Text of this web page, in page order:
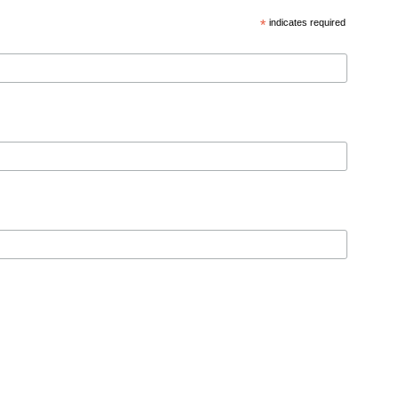
* indicates required